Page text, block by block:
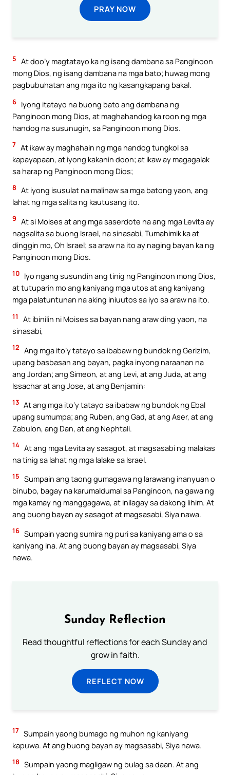
PRAY NOW
5 At doo’y magtatayo ka ng isang dambana sa Panginoon
mong Dios, ng isang dambana na mga bato; huwag mong
pagbubuhatan ang mga ito ng kasangkapang bakal.
6 Iyong itatayo na buong bato ang dambana ng
Panginoon mong Dios, at maghahandog ka roon ng mga
handog na susunugin, sa Panginoon mong Dios.
7 At ikaw ay maghahain ng mga handog tungkol sa
kapayapaan, at iyong kakanin doon; at ikaw ay magagalak
sa harap ng Panginoon mong Dios;
8 At iyong isusulat na malinaw sa mga batong yaon, ang
lahat ng mga salita ng kautusang ito.
9 At si Moises at ang mga saserdote na ang mga Levita ay
nagsalita sa buong Israel, na sinasabi, Tumahimik ka at
dinggin mo, Oh Israel; sa araw na ito ay naging bayan ka ng
Panginoon mong Dios.
10 Iyo ngang susundin ang tinig ng Panginoon mong Dios,
at tutuparin mo ang kaniyang mga utos at ang kaniyang
mga palatuntunan na aking iniuutos sa iyo sa araw na ito.
11
At ibinilin ni Moises sa bayan nang araw ding yaon, na
sinasabi,
12 Ang mga ito’y tatayo sa ibabaw ng bundok ng Gerizim,
upang basbasan ang bayan, pagka inyong naraanan na
ang Jordan; ang Simeon, at ang Levi, at ang Juda, at ang
Issachar at ang Jose, at ang Benjamin:
13 At ang mga ito’y tatayo sa ibabaw ng bundok ng Ebal
upang sumumpa; ang Ruben, ang Gad, at ang Aser, at ang
Zabulon, ang Dan, at ang Nephtali.
14 At ang mga Levita ay sasagot, at magsasabi ng malakas
na tinig sa lahat ng mga lalake sa Israel.
15 Sumpain ang taong gumagawa ng larawang inanyuan o
binubo, bagay na karumaldumal sa Panginoon, na gawa ng
mga kamay ng manggagawa, at inilagay sa dakong lihim. At
ang buong bayan ay sasagot at magsasabi, Siya nawa.
16 Sumpain yaong sumira ng puri sa kaniyang ama o sa
kaniyang ina. At ang buong bayan ay magsasabi, Siya
nawa.
Sunday Reflection
Read thoughtful reflections for each Sunday and
grow in faith.
REFLECT NOW
17 Sumpain yaong bumago ng muhon ng kaniyang
kapuwa. At ang buong bayan ay magsasabi, Siya nawa.
18 Sumpain yaong magligaw ng bulag sa daan. At ang